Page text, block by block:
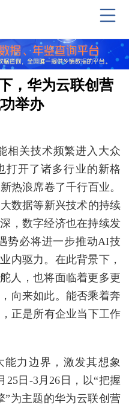
，华为云联创营
举办
相关技术频繁进入大众
打开了诸多行业的新格
热浪席卷了千行百业。
数据等新兴技术的持续
，数字经济也在持续发
势必将进一步推动AI技
内驱力。在此背景下，
人，也将面临着更多更
向来如此。能否乘着奔
正是所有企业当下工作
能力边界，激发其想象
25日-3月26日，以“把握
”为主题的华为云联创营